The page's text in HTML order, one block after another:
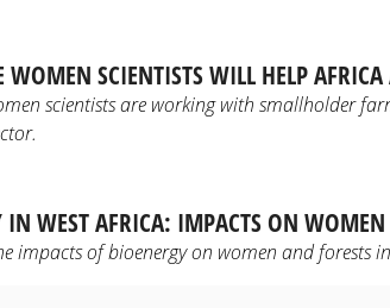
WOMEN SCIENTISTS WILL HELP
scientists are working with smallholder
IN WEST AFRICA: IMPACTS ON WOMEN
impacts of bioenergy on women and forests